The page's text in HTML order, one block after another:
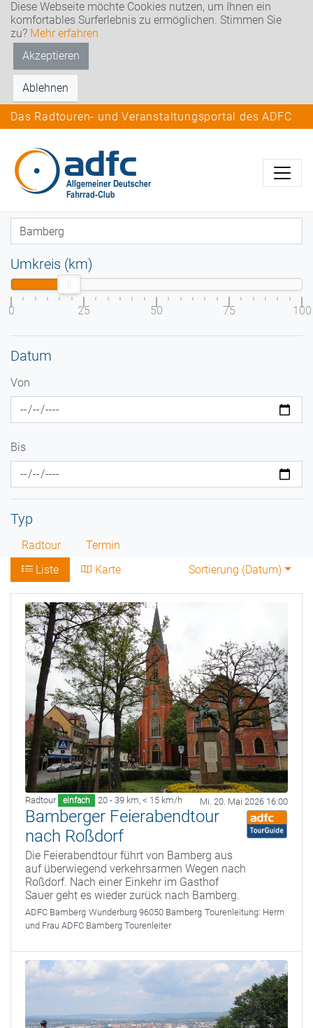
Diese Webseite möchte Cookies nutzen, um Ihnen ein
komfortables Surferlebnis zu ermöglichen. Stimmen Sie
zu? Mehr erfahren
Akzeptieren
Ablehnen
Das Radtouren- und Veranstaltungsportal des ADFC
Umkreis (km)
0 25 50 75 100
Datum
Von
Bis
Typ
Radtour
Termin
Liste
Karte Sortierung (Datum)
Radtour einfach 20 - 39 km, < 15 km/h Mi. 20. Mai 2026 16:00
Bamberger Feierabendtour
nach Roßdorf
Die Feierabendtour führt von Bamberg aus
auf überwiegend verkehrsarmen Wegen nach
Roßdorf. Nach einer Einkehr im Gasthof
Sauer geht es wieder zurück nach Bamberg.
ADFC Bamberg Wunderburg 96050 Bamberg Tourenleitung: Herrn
und Frau ADFC Bamberg Tourenleiter